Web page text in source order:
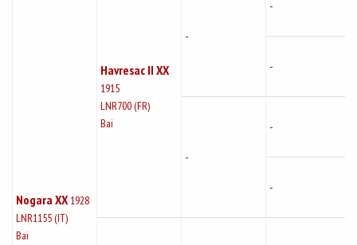
Nogara XX 1928
LNR1155 (IT)
Bai
Havresac II XX
1915
LNR700 (FR)
Bai
-
-
-
-
-
-